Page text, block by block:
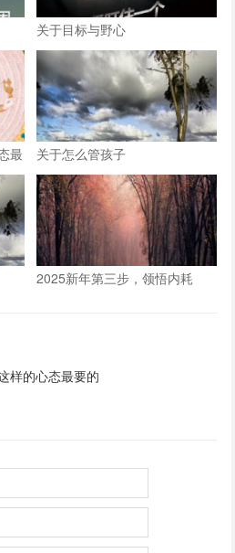
关于目标与野心
最
关于怎么管孩子
2025新年第三步，领悟内耗
样的心态最要的